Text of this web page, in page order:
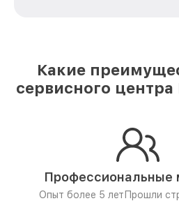
Какие
сервисного
Профессиональные
Опыт более 5 лет Прошли